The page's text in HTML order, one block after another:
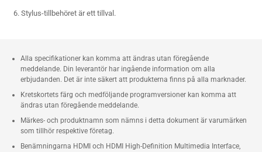
Stylus-tillbehöret är ett tillval.
Alla specifikationer kan komma att ändras utan föregående
meddelande. Din leverantör har ingående information om alla
erbjudanden. Det är inte säkert att produkterna finns på alla marknader.
Kretskortets färg och medföljande programversioner kan komma att
ändras utan föregående meddelande.
Märkes- och produktnamn som nämns i detta dokument är varumärken
som tillhör respektive företag.
Benämningarna HDMI och HDMI High-Definition Multimedia Interface,